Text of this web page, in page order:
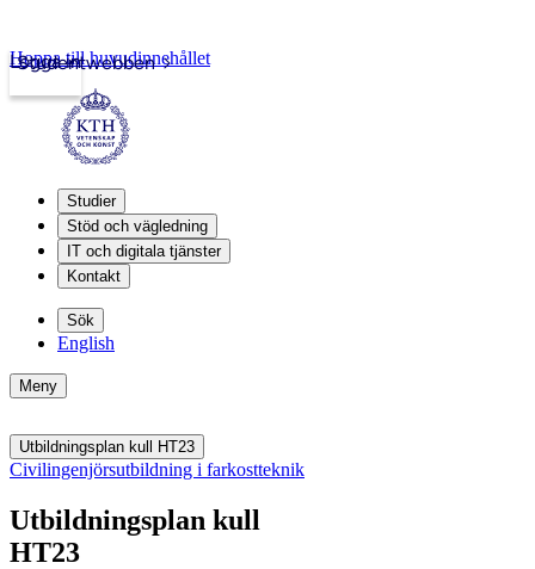
Studentwebben
Logga in
Hoppa till huvudinnehållet
Studier
Stöd och vägledning
IT och digitala tjänster
Kontakt
Sök
English
Meny
Utbildningsplan kull HT23
Civilingenjörsutbildning i farkostteknik
Utbildningsplan kull
HT23